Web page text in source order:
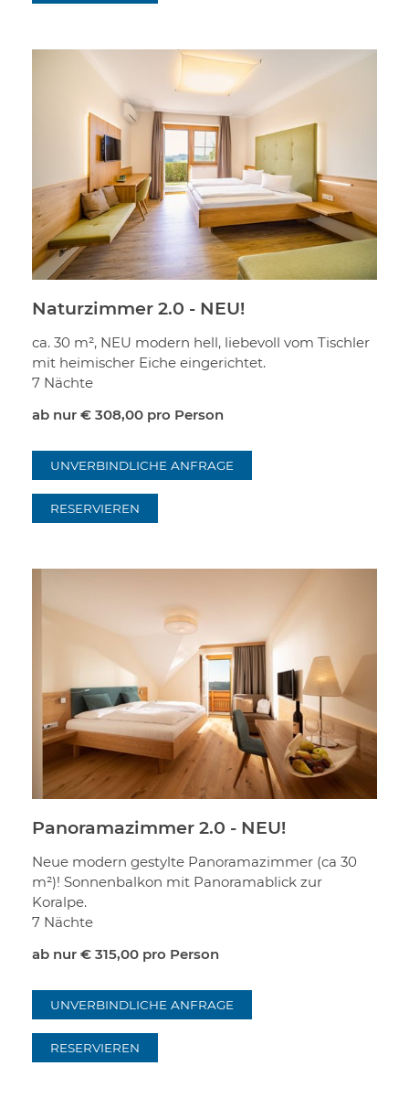
Naturzimmer 2.0 - NEU!
ca. 30 m², NEU modern hell, liebevoll vom Tischler
mit heimischer Eiche eingerichtet.
7 Nächte
ab nur € 308,00 pro Person
UNVERBINDLICHE ANFRAGE
RESERVIEREN
Panoramazimmer 2.0 - NEU!
Neue modern gestylte Panoramazimmer (ca 30
m²)! Sonnenbalkon mit Panoramablick zur
Koralpe.
7 Nächte
ab nur € 315,00 pro Person
UNVERBINDLICHE ANFRAGE
RESERVIEREN